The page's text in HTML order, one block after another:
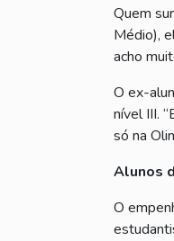
Quem
Médio),
acho
O ex-
nível III.
só na
Alunos
O